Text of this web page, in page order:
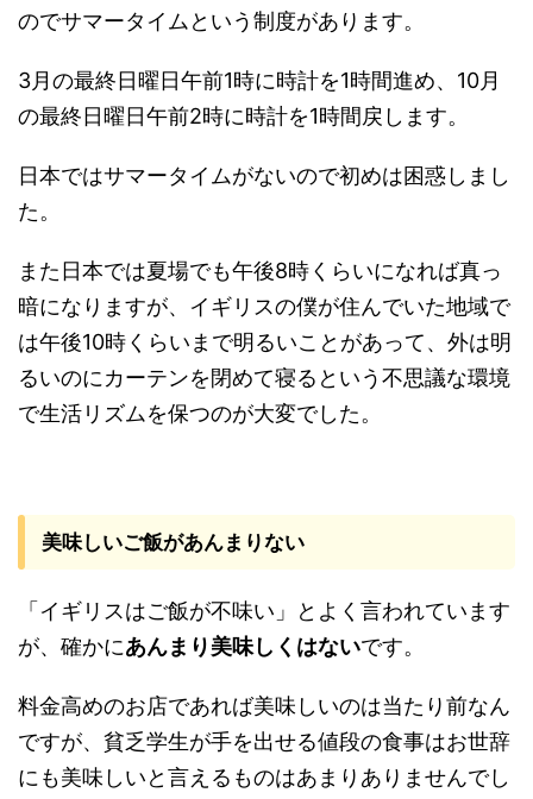
のでサマータイムという制度があります。
3月の最終日曜日午前1時に時計を1時間進め、10月
の最終日曜日午前2時に時計を1時間戻します。
日本ではサマータイムがないので初めは困惑しまし
た。
また日本では夏場でも午後8時くらいになれば真っ
暗になりますが、イギリスの僕が住んでいた地域で
は午後10時くらいまで明るいことがあって、外は明
るいのにカーテンを閉めて寝るという不思議な環境
で生活リズムを保つのが大変でした。
美味しいご飯があんまりない
「イギリスはご飯が不味い」とよく言われています
が、確かにあんまり美味しくはないです。
料金高めのお店であれば美味しいのは当たり前なん
ですが、貧乏学生が手を出せる値段の食事はお世辞
にも美味しいと言えるものはあまりありませんでし